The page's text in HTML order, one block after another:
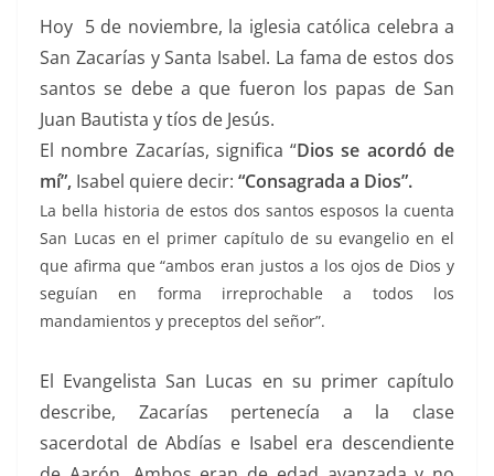
Hoy 5 de noviembre, la iglesia católica celebra a
San Zacarías y Santa Isabel. La fama de estos dos
santos se debe a que fueron los papas de San
Juan Bautista y tíos de Jesús.
El nombre Zacarías, significa “Dios se acordó de
mí”, Isabel quiere decir: “Consagrada a Dios”.
La bella historia de estos dos santos esposos la cuenta
San Lucas en el primer capítulo de su evangelio en el
que afirma que “ambos eran justos a los ojos de Dios y
seguían en forma irreprochable a todos los
mandamientos y preceptos del señor”.
El Evangelista San Lucas en su primer capítulo
describe, Zacarías pertenecía a la clase
sacerdotal de Abdías e Isabel era descendiente